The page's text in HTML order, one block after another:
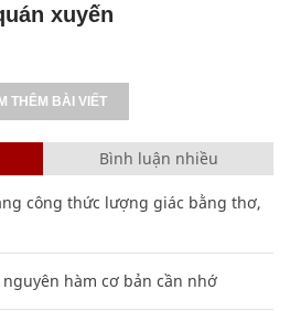
xuyến
THÊM BÀI VIẾT
Bình luận nhiều
công thức lượng giác bằng thơ,
hàm cơ bản cần nhớ